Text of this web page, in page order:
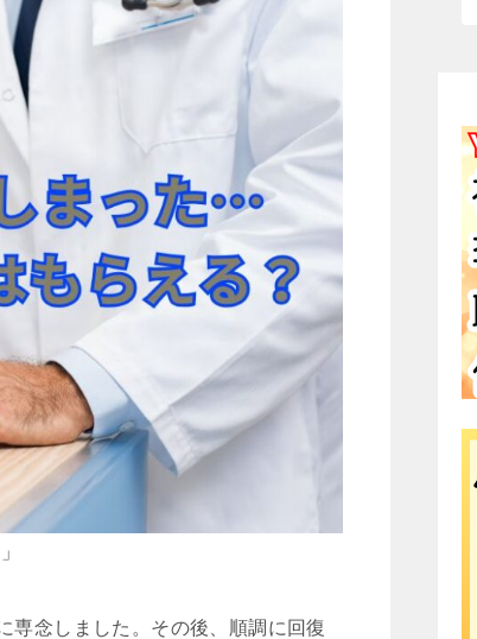
専念しました。その後、順調に回復